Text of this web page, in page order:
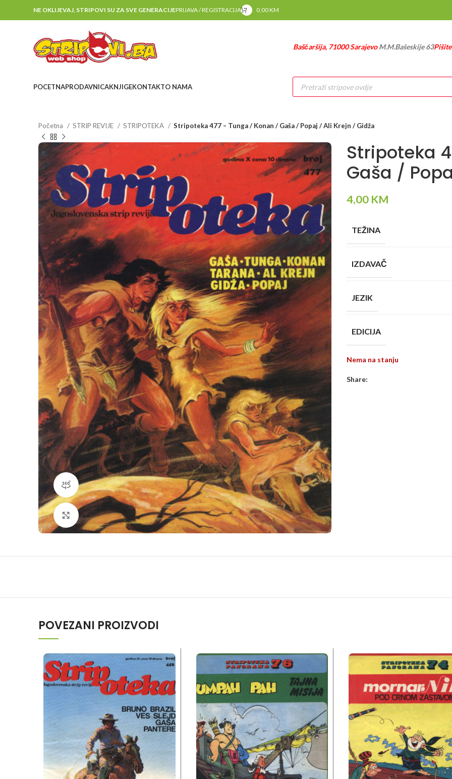
NE OKLIJEVAJ, STRIPOVI SU ZA SVE GENERACIJEPRIJAVA / REGISTRACIJA 0,00KM
Baščaršija, 71000 SarajevoM.M.Bašeskije 63
POCETNAPRODAVNICAKNJIGEKONTAKTO NAMA
Products
search
Početna STRIP REVIJE STRIPOTEKA Stripoteka 477 – Tunga / Konan / Gaša / Popaj / Ali Krejn / Gidža
360 product view
Klikni da povečaš
Stripoteka
Gaša /
4,00 KM
TEŽINA
IZDAVAČ
JEZIK
EDICIJA
Nema na stanju
Share:
POVEZANI PROIZVODI